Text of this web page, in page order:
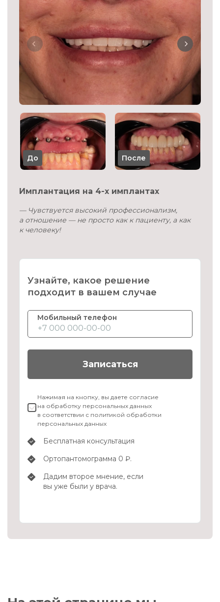
До После
Имплантация на 4-х имплантах
— Чувствуется высокий профессионализм,
а отношение — не просто как к пациенту, а как
к человеку!
Узнайте, какое решение
подходит в вашем случае
Мобильный телефон
Записаться
Нажимая на кнопку, вы даете согласие
на обработку персональных данных
в соответствии с политикой обработки
персональных данных
Бесплатная консультация
Ортопантомограмма 0 ₽.
Дадим второе мнение, если
вы уже были у врача.